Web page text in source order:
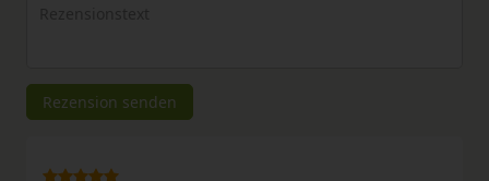
Rezensionstext
Rezension senden